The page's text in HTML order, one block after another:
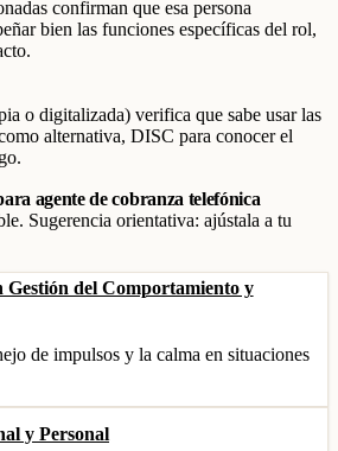
confirman que esa persona
bien las funciones específicas del rol,
o digitalizada) verifica que sabe usar las
alternativa, DISC para conocer el
agente de cobranza telefónica
Sugerencia orientativa: ajústala a tu
Gestión del Comportamiento y
de impulsos y la calma en situaciones
y Personal